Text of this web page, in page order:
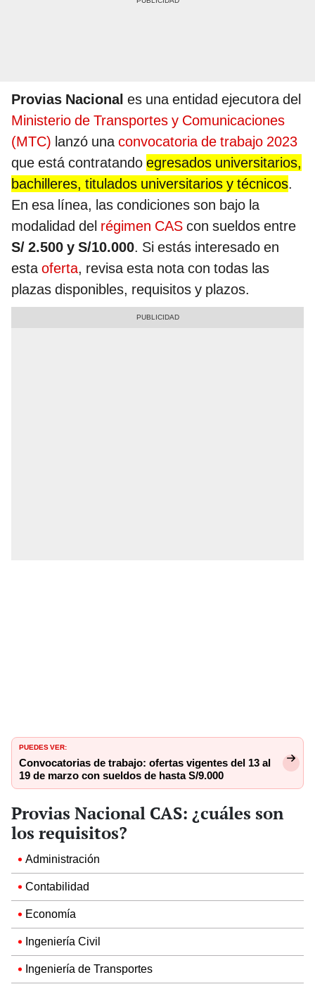
Provias Nacional es una entidad ejecutora del
Ministerio de Transportes y Comunicaciones
(MTC) lanzó unaconvocatoria de trabajo 2023
que está contratando egresados universitarios,
bachilleres, titulados universitarios y técnicos.
En esa línea, las condiciones son bajo la
modalidad del régimen CAS con sueldos entre
S/ 2.500 y S/10.000. Si estás interesado en
estaoferta, revisa esta nota con todas las
plazas disponibles, requisitos y plazos.
PUEDES VER:
Convocatorias de trabajo: ofertas vigentes del 13 al
19 de marzo con sueldos de hasta S/9.000
Provias Nacional CAS: ¿cuáles son
los requisitos?
Administración
Contabilidad
Economía
Ingeniería Civil
Ingeniería de Transportes